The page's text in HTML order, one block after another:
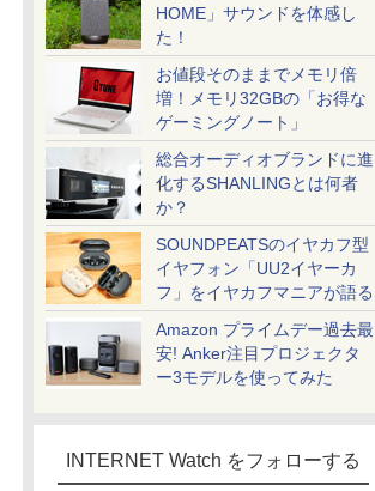
HOME」サウンドを体感し
た！
お値段そのままでメモリ倍
増！メモリ32GBの「お得な
ゲーミングノート」
総合オーディオブランドに進
化するSHANLINGとは何者
か？
SOUNDPEATSのイヤカフ型
イヤフォン「UU2イヤーカ
フ」をイヤカフマニアが語る
Amazon プライムデー過去最
安! Anker注目プロジェクタ
ー3モデルを使ってみた
INTERNET Watch をフォローする